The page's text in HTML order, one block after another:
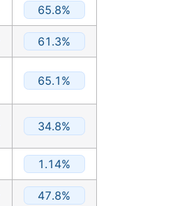
65.8%
61.3%
65.1%
34.8%
1.14%
47.8%